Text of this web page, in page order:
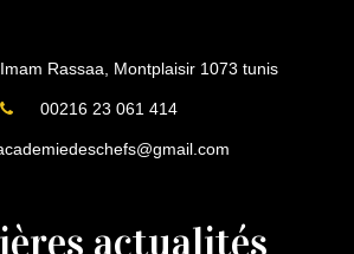
Rassaa, Montplaisir 1073 tunis
00216 23 061 414
actualités